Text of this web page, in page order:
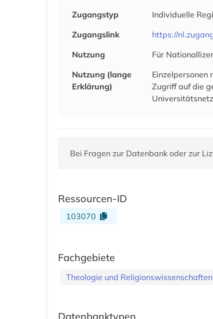
Zugangstyp Individuelle
Zugangslink
https://
Nutzung
Für
Nutzung (lange
Erklärung)
Einzelpersonen
Zugriff auf die
Bei Fragen zur Datenbank oder zur
Ressourcen-ID
103070
Fachgebiete
Theologie und Religionswissenschaften
Datenbanktypen